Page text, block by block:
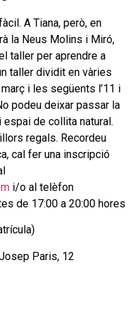
A Tiana, però, en
la Neus Molins i Miró,
taller per aprendre a
taller dividit en vàries
i les següents l’11 i
podeu deixar passar la
de collita natural.
regals. Recordeu
cal fer una inscripció
i/o al telèfon
de 17:00 a 20:00 hores
Paris, 12